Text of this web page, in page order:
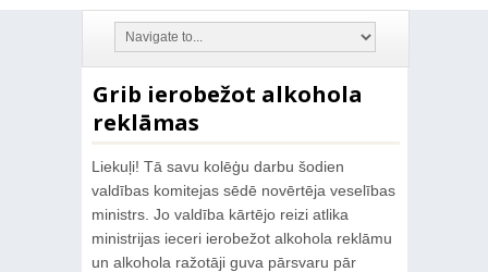
Grib ierobežot alkohola
reklāmas
Liekuļi! Tā savu kolēģu darbu šodien
valdības komitejas sēdē novērtēja veselības
ministrs. Jo valdība kārtējo reizi atlika
ministrijas ieceri ierobežot alkohola reklāmu
un alkohola ražotāji guva pārsvaru pār